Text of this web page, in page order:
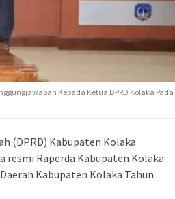
Kepada Ketua DPRD Kolaka Pada
(DPRD) Kabupaten Kolaka
resmi Raperda Kabupaten Kolaka
Kabupaten Kolaka Tahun